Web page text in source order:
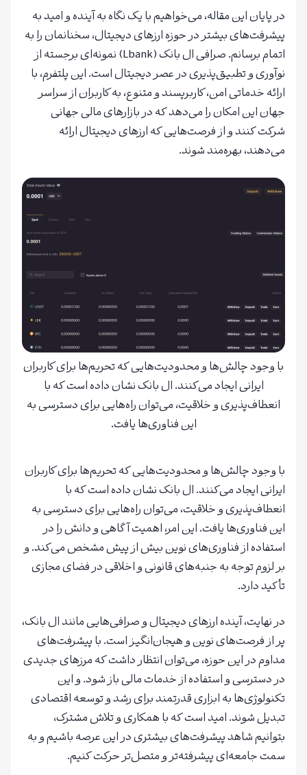
در پایان این مقاله، می‌خواهیم با یک نگاه به آینده و امید به
پیشرفت‌های بیشتر در حوزه ارزهای دیجیتال، سخنانمان را به
اتمام برسانم. صرافی ال بانک (Lbank) نمونه‌ای برجسته از
نوآوری و تطبیق‌پذیری در عصر دیجیتال است. این پلتفرم، با
ارائه خدماتی امن، کاربرپسند و متنوع، به کاربران از سراسر
جهان این امکان را می‌دهد که در بازارهای مالی جهانی
شرکت کنند و از فرصت‌هایی که ارزهای دیجیتال ارائه
می‌دهند، بهره‌مند شوند.
با وجود چالش‌ها و محدودیت‌هایی که تحریم‌ها برای کاربران
ایرانی ایجاد می‌کنند. ال بانک نشان داده است که با
انعطاف‌پذیری و خلاقیت، می‌توان راه‌هایی برای دسترسی به
این فناوری‌ها یافت.
با وجود چالش‌ها و محدودیت‌هایی که تحریم‌ها برای کاربران
ایرانی ایجاد می‌کنند. ال بانک نشان داده است که با
انعطاف‌پذیری و خلاقیت، می‌توان راه‌هایی برای دسترسی به
این فناوری‌ها یافت. این امر، اهمیت آگاهی و دانش را در
استفاده از فناوری‌های نوین بیش از پیش مشخص می‌کند. و
بر لزوم توجه به جنبه‌های قانونی و اخلاقی در فضای مجازی
تأکید دارد.
در نهایت، آینده ارزهای دیجیتال و صرافی‌هایی مانند ال بانک،
پر از فرصت‌های نوین و هیجان‌انگیز است. با پیشرفت‌های
مداوم در این حوزه، می‌توان انتظار داشت که مرزهای جدیدی
در دسترسی و استفاده از خدمات مالی باز شود. و این
تکنولوژی‌ها به ابزاری قدرتمند برای رشد و توسعه اقتصادی
تبدیل شوند. امید است که با همکاری و تلاش مشترک،
بتوانیم شاهد پیشرفت‌های بیشتری در این عرصه باشیم و به
سمت جامعه‌ای پیشرفته‌تر و متصل‌تر حرکت کنیم.